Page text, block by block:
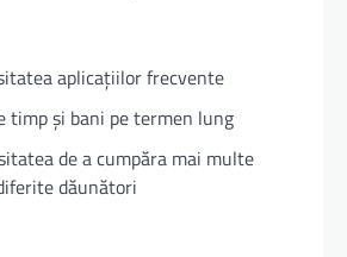
aplicațiilor frecvente
timp și bani pe termen lung
de a cumpăra mai multe
dăunători